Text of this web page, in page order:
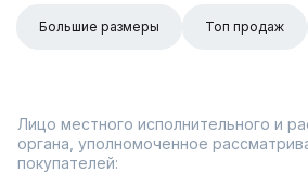
Большие размеры Топ продаж
Лицо местного исполнительного и
органа, уполномоченное
покупателей: